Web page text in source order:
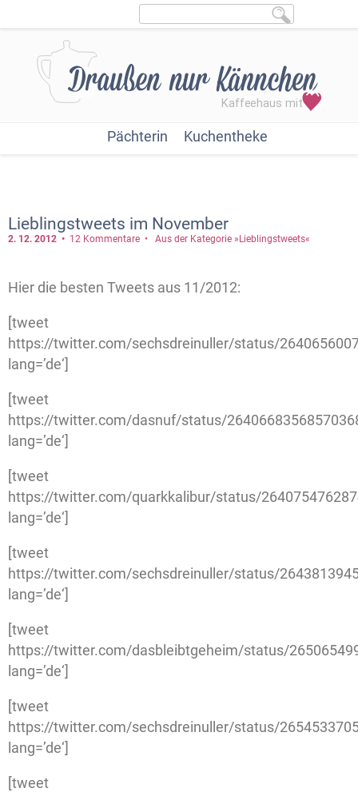
Pächterin Kuchentheke
Lieblingstweets im November
2. 12. 2012 12 Kommentare Aus der Kategorie »Lieblingstweets«
Hier die besten Tweets aus 11/2012:
[tweet
https://twitter.com/sechsdreinuller/status/
lang=’de‘]
[tweet
https://twitter.com/dasnuf/status/
lang=’de‘]
[tweet
https://twitter.com/quarkkalibur/status/
lang=’de‘]
[tweet
https://twitter.com/sechsdreinuller/status/
lang=’de‘]
[tweet
https://twitter.com/dasbleibtgeheim/status/
lang=’de‘]
[tweet
https://twitter.com/sechsdreinuller/status/
lang=’de‘]
[tweet